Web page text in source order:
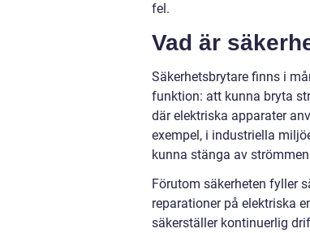
fel.
Vad är
Säkerhetsbrytare finns i
funktion: att kunna bryta
där elektriska apparater
exempel, i industriella
kunna stänga av
Förutom säkerheten fyller
reparationer på elektriska
säkerställer kontinuerlig